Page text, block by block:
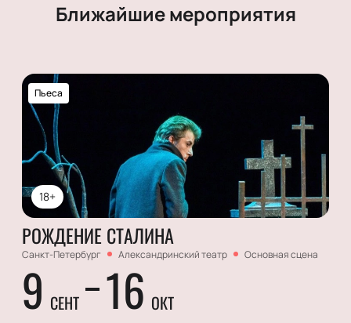
Ближайшие мероприятия
18+
Пьеса
РОЖДЕНИЕ СТАЛИНА
Санкт-Петербург Александринский театр Основная сцена
9 СЕНТ 16 ОКТ